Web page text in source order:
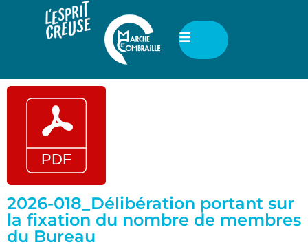
2026-018_Délibération portant sur
la fixation du nombre de membres
du Bureau